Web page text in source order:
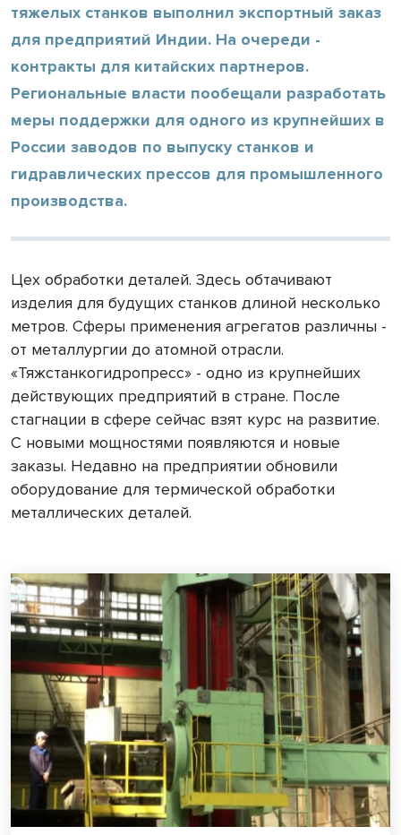
тяжелых станков выполнил экспортный заказ
для предприятий Индии. На очереди -
контракты для китайских партнеров.
Региональные власти пообещали разработать
меры поддержки для одного из крупнейших в
России заводов по выпуску станков и
гидравлических прессов для промышленного
производства.
Цех обработки деталей. Здесь обтачивают
изделия для будущих станков длиной несколько
метров. Сферы применения агрегатов различны -
от металлургии до атомной отрасли.
«Тяжстанкогидропресс» - одно из крупнейших
действующих предприятий в стране. После
стагнации в сфере сейчас взят курс на развитие.
С новыми мощностями появляются и новые
заказы. Недавно на предприятии обновили
оборудование для термической обработки
металлических деталей.